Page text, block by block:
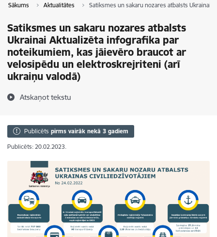
Sākums Aktualitātes Satiksmes un sakaru nozares atbalsts
Satiksmes un sakaru nozares atbalsts
Ukrainai Aktualizēta infografika par
noteikumiem, kas jāievēro braucot ar
velosipēdu un elektroskrejriteni (arī
ukraiņu valodā)
Atskaņot tekstu
Publicēts pirms vairāk nekā 3 gadiem
Publicēts: 20.02.2023.